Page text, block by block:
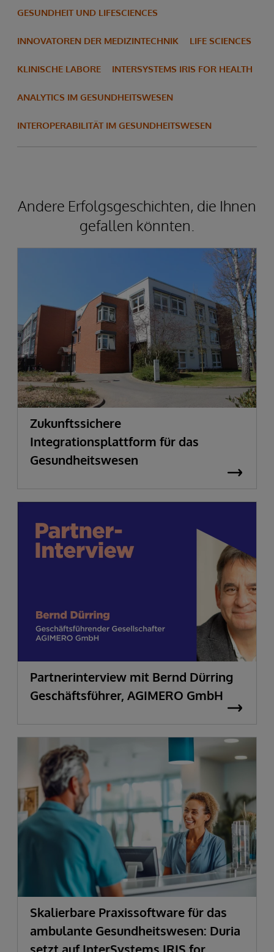
GESUNDHEIT UND LIFESCIENCES
INNOVATOREN DER MEDIZINTECHNIK LIFE SCIENCES
KLINISCHE LABORE INTERSYSTEMS IRIS FOR HEALTH
ANALYTICS IM GESUNDHEITSWESEN
INTEROPERABILITÄT IM GESUNDHEITSWESEN
Andere Erfolgsgeschichten, die Ihnen
gefallen könnten.
Zukunftssichere
Integrationsplattform für das
Gesundheitswesen
Partnerinterview mit Bernd Dürring
Geschäftsführer, AGIMERO GmbH
Skalierbare Praxissoftware für das
ambulante Gesundheitswesen: Duria